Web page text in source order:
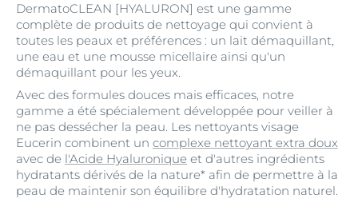
DermatoCLEAN [HYALURON] est une gamme
complète de produits de nettoyage qui convient à
toutes les peaux et préférences : un lait démaquillant,
une eau et une mousse micellaire ainsi qu'un
démaquillant pour les yeux.
Avec des formules douces mais efficaces, notre
gamme a été spécialement développée pour veiller à
ne pas dessécher la peau. Les nettoyants visage
Eucerin combinent un complexe nettoyant extra doux
avec de l'Acide Hyaluronique et d'autres ingrédients
hydratants dérivés de la nature* afin de permettre à la
peau de maintenir son équilibre d'hydratation naturel.